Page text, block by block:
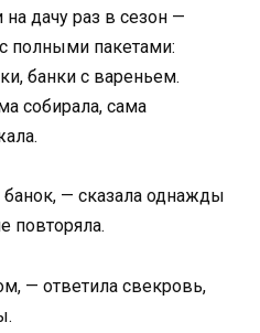
дачу раз в сезон —
полными пакетами:
банки с вареньем.
собирала, сама
— сказала однажды
повторяла.
— ответила свекровь,